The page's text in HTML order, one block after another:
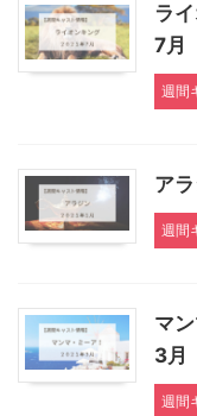
ラ
7月
週間
ア
週間
マ
3月
週間